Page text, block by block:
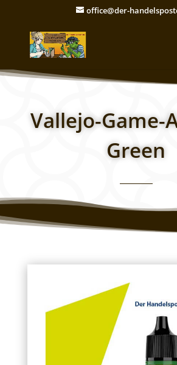
office@der-
Vallejo-Game-
Green